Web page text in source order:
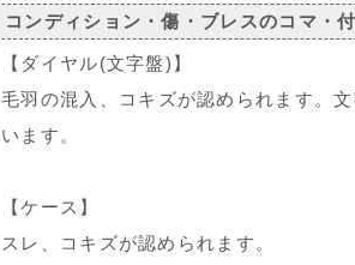
コンディション・傷・ブレスのコマ・
【ダイヤル(文字盤)】
毛羽の混入、コキズが認められます。
います。
【ケース】
スレ、コキズが認められます。